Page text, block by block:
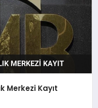
Merkezi Kayıt